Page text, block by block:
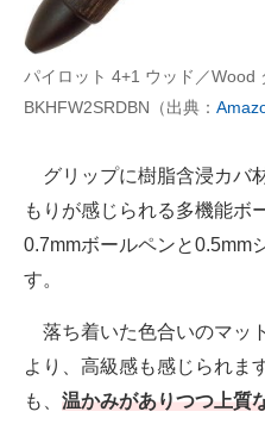
パイロット 4+1 ウッド／Wood
BKHFW2SRDBN（出典：
グリップに樹脂含浸カバ
もりが感じられる多機能ボ
0.7mmボールペンと0.5mm
す。
落ち着いた色合いのマッ
より、高級感も感じられま
も、 温かみがありつつ上質